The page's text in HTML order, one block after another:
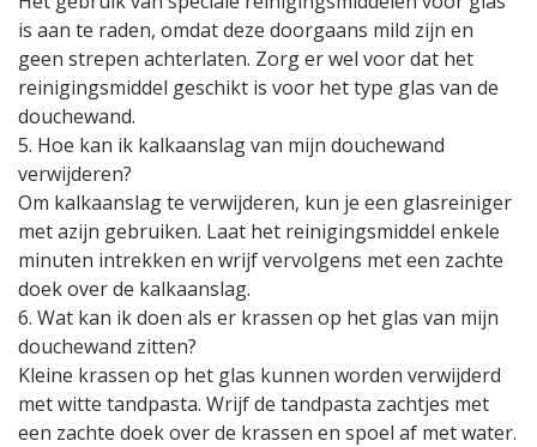
is aan te raden, omdat deze doorgaans mild zijn en
geen strepen achterlaten. Zorg er wel voor dat het
reinigingsmiddel geschikt is voor het type glas van de
douchewand.
5. Hoe kan ik kalkaanslag van mijn douchewand
verwijderen?
Om kalkaanslag te verwijderen, kun je een glasreiniger
met azijn gebruiken. Laat het reinigingsmiddel enkele
minuten intrekken en wrijf vervolgens met een zachte
doek over de kalkaanslag.
6. Wat kan ik doen als er krassen op het glas van mijn
douchewand zitten?
Kleine krassen op het glas kunnen worden verwijderd
met witte tandpasta. Wrijf de tandpasta zachtjes met
een zachte doek over de krassen en spoel af met water.